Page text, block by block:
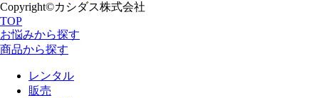
Copyright©カシダス株式会社
TOP
お悩みから探す
商品から探す
レンタル
販売